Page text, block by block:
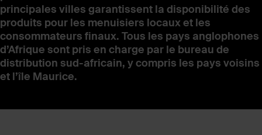
principales villes garantissent la disponibilité des
produits pour les menuisiers locaux et les
consommateurs finaux. Tous les pays anglophones
d’Afrique sont pris en charge par le bureau de
distribution sud-africain, y compris les pays voisins
et l’île Maurice.